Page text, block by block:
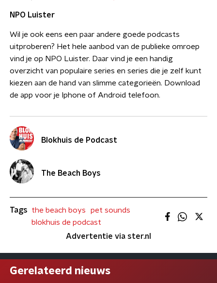
NPO Luister
Wil je ook eens een paar andere goede podcasts
uitproberen? Het hele aanbod van de publieke omroep
vind je op NPO Luister. Daar vind je een handig
overzicht van populaire series en series die je zelf kunt
kiezen aan de hand van slimme categorieën. Download
de app voor je Iphone of Android telefoon.
Blokhuis de Podcast
The Beach Boys
Tags the beach boys
pet sounds
blokhuis de podcast
Advertentie via ster.nl
Gerelateerd nieuws